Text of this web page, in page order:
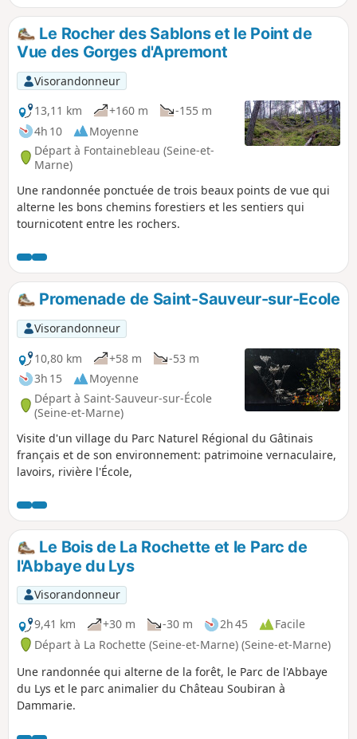
aussi toute sa fragilité due à la fois à l'érosion naturelle et à
la fréquentation humaine, proximité de la région parisienne
oblige.Le Rocher des Sablons et le Point de
Vue des Gorges d'Apremont
Visorandonneur
13,11 km
+160 m
-155 m
4h 10
Moyenne
Départ à Fontainebleau (Seine-et-
Marne)
Une randonnée ponctuée de trois beaux points de vue qui
alterne les bons chemins forestiers et les sentiers qui
tournicotent entre les rochers.
Promenade de Saint-Sauveur-sur-Ecole
Visorandonneur
10,80 km
+58 m
-53 m
3h 15
Moyenne
Départ à Saint-Sauveur-sur-École
(Seine-et-Marne)
Visite d'un village du Parc Naturel Régional du Gâtinais
français et de son environnement: patrimoine vernaculaire,
lavoirs, rivière l'École,
Le Bois de La Rochette et le Parc de
l'Abbaye du Lys
Visorandonneur
9,41 km
+30 m -30 m 2h 45
Facile
Départ à La Rochette (Seine-et-Marne) (Seine-et-Marne)
Une randonnée qui alterne de la forêt, le Parc de l'Abbaye
du Lys et le parc animalier du Château Soubiran à
Dammarie.